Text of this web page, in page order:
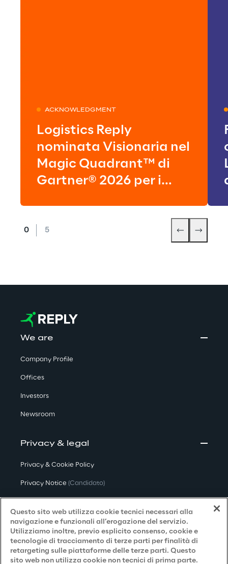
ACKNOWLEDGMENT
Logistics Reply
nominata Visionaria nel
Magic Quadrant™ di
Gartner® 2026 per i
We are
Company Profile
Offices
Investors
Newsroom
Privacy & legal
Privacy & Cookie Policy
Privacy Notice (Candidato)
Privacy Notice(Fornitore)
Privacy Notice (Marketing)
Accessibilità
Questo sito web utilizza cookie tecnici necessari alla
navigazione e funzionali all’erogazione del servizio.
Utilizziamo inoltre, previo esplicito consenso, cookie e
tecnologie di tracciamento di terze parti per finalità di
retargeting sulle piattaforme delle terze parti. Questo
sito web non utilizza cookie non tecnici di prima parte.